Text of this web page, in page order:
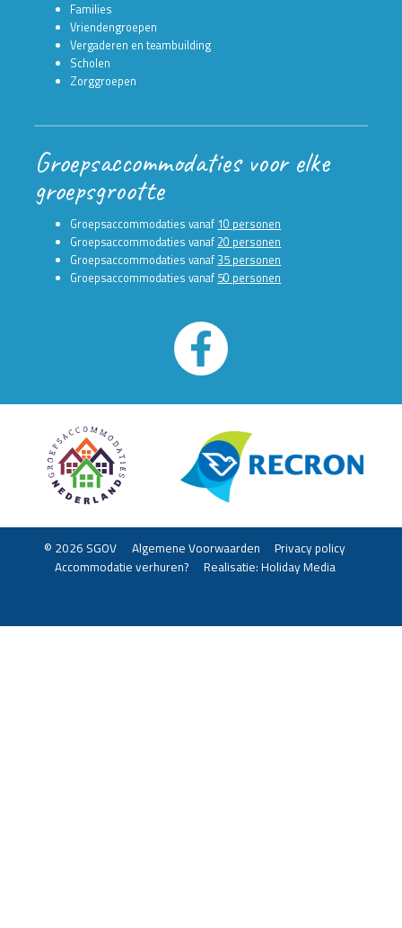
Families
Vriendengroepen
Vergaderen en teambuilding
Scholen
Zorggroepen
Groepsaccommodaties voor elke
groepsgrootte
Groepsaccommodaties vanaf 10 personen
Groepsaccommodaties vanaf 20 personen
Groepsaccommodaties vanaf35 personen
Groepsaccommodaties vanaf 50 personen
© 2026 SGOV Algemene Voorwaarden
Privacy policy
Accommodatie verhuren?
Realisatie: Holiday Media